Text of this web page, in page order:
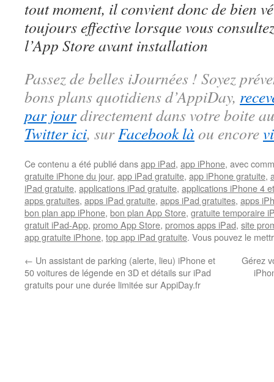
tout moment, il convient donc de bien
toujours effective lorsque vous
l’App Store avant installation
Passez de belles iJournées ! Soyez
bons plans quotidiens d’AppiDay,
par jourdirectement dans votre boite
Twitter ici, surFacebook là ou encore
Ce contenu a été publié dansapp iPad, app iPhone, avec
gratuite iPhone du jour, app iPad gratuite, app iPhone gratuite,
iPad gratuite, applications iPad gratuite, applications iPhone 4
apps gratuites, apps iPad gratuite, apps iPad gratuites, apps
bon plan app iPhone, bon plan App Store, gratuite temporaire
gratuit iPad-App, promo App Store, promos apps iPad, site
app gratuite iPhone, top app iPad gratuite. Vous pouvez le
← Un assistant de parking (alerte, lieu) iPhone et
50 voitures de légende en 3D et détails sur iPad
gratuits pour une durée limitée sur AppiDay.fr
Gérez